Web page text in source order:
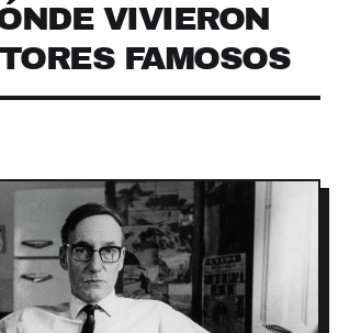
VIVIERON
FAMOSOS